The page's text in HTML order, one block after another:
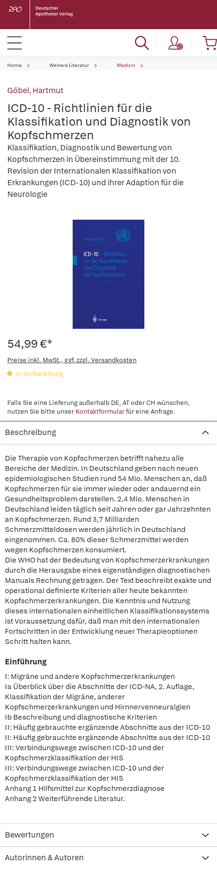
Home Weitere Literatur Medizin
Göbel, Hartmut
ICD-10 - Richtlinien für die
Klassifikation und Diagnostik von
Kopfschmerzen
Klassifikation, Diagnostik und Bewertung von
Kopfschmerzen in Übereinstimmung mit der 10.
Revision der Internationalen Klassifikation von
Erkrankungen (ICD-10) und ihrer Adaption für die
Neurologie
54,99 €*
Preise inkl. MwSt., ggf. zzgl. Versandkosten
in Vorbereitung
Falls Sie eine Lieferung außerhalb DE, AT oder CH wünschen,
nutzen Sie bitte unser Kontaktformularfür eine Anfrage.
Beschreibung
Die Therapie von Kopfschmerzen betrifft nahezu alle
Bereiche der Medizin. In Deutschland geben nach neuen
epidemiologischen Studien rund 54 Mio. Menschen an, daß
Kopfschmerzen für sie immer wieder oder andauernd ein
Gesundheitsproblem darstellen. 2,4 Mio. Menschen in
Deutschland leiden täglich seit Jahren oder gar Jahrzehnten
an Kopfschmerzen. Rund 3,7 Milliarden
Schmerzmitteldosen werden jährlich in Deutschland
eingenommen. Ca. 80% dieser Schmerzmittel werden
wegen Kopfschmerzen konsumiert.
Die WHO hat der Bedeutung von Kopfschmerzerkrankungen
durch die Herausgabe eines eigenständigen diagnostischen
Manuals Rechnung getragen. Der Text beschreibt exakte und
operational definierte Kriterien aller heute bekannten
Kopfschmerzerkrankungen. Die Kenntnis und Nutzung
dieses internationalen einheitlichen Klassifikationssystems
ist Voraussetzung dafür, daß man mit den internationalen
Fortschritten in der Entwicklung neuer Therapieoptionen
Schritt halten kann.
Einführung
I: Migräne und andere Kopfschmerzerkrankungen
Ia Überblick über die Abschnitte der ICD-NA, 2. Auflage,
Klassifikation der Migräne, anderer
Kopfschmerzerkrankungen und Hirnnervenneuralgien
Ib Beschreibung und diagnostische Kriterien
II: Häufig gebrauchte ergänzende Abschnitte aus der ICD-10
II: Häufig gebrauchte ergänzende Abschnitte aus der ICD-10
III: Verbindungswege zwischen ICD-10 und der
Kopfschmerzklassifikation der HIS
III: Verbindungswege zwischen ICD-10 und der
Kopfschmerzklassifikation der HIS
Anhang 1 Hilfsmittel zur Kopfschmerzdiagnose
Anhang 2 Weiterführende Literatur.
Bewertungen
Autorinnen & Autoren